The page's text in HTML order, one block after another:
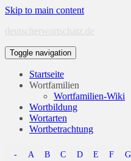
Skip to main content
deutscherwortschatz.de
Toggle navigation
Startseite
Wortfamilien
Wortfamilien-Wiki
Wortbildung
Wortarten
Wortbetrachtung
- A B C D E F G